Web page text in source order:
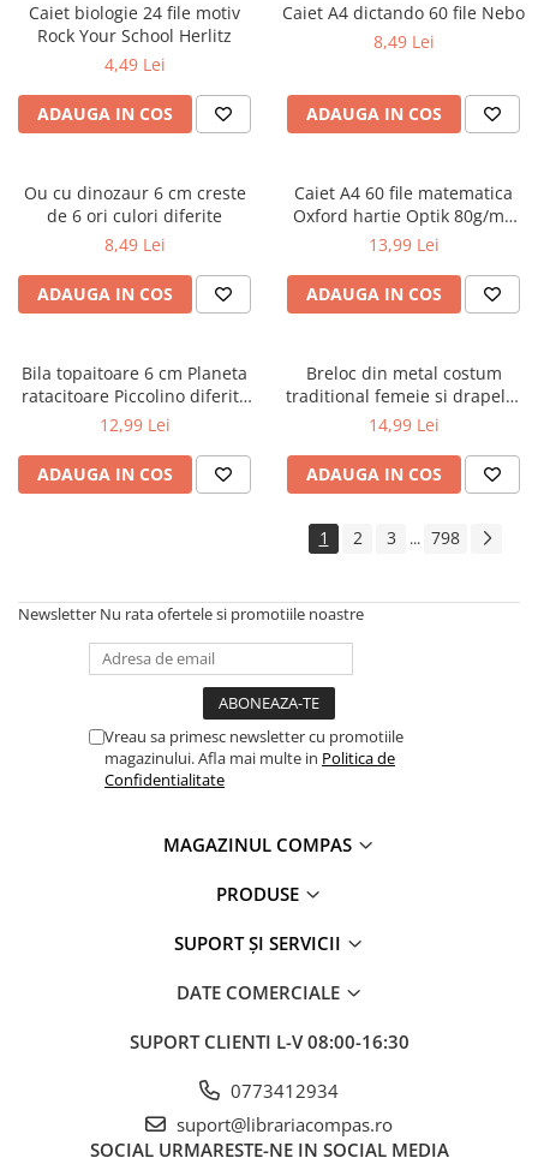
Caiet biologie 24 file motiv
Rock Your School Herlitz
4,49 Lei
ADAUGA IN COS
Caiet A4 dictando 60 file Nebo
8,49 Lei
ADAUGA IN COS
Ou cu dinozaur 6 cm creste
de 6 ori culori diferite
8,49 Lei
ADAUGA IN COS
Caiet A4 60 file matematica
Oxford hartie Optik 80g/mp
motiv Touch Pastel
13,99 Lei
ADAUGA IN COS
Bila topaitoare 6 cm Planeta
ratacitoare Piccolino diferite
modele
12,99 Lei
ADAUGA IN COS
Breloc din metal costum
traditional femeie si drapelul
Romaniei 9 cm
14,99 Lei
ADAUGA IN COS
1 2 3 ... 798
Newsletter Nu rata ofertele si promotiile noastre
Vreau sa primesc newsletter cu promotiile
magazinului. Afla mai multe in Politica de
Confidentialitate
MAGAZINUL COMPAS
PRODUSE
SUPORT ȘI SERVICII
DATE COMERCIALE
SUPORT CLIENTI L-V 08:00-16:30
0773412934
suport@librariacompas.ro
SOCIAL URMARESTE-NE IN SOCIAL MEDIA